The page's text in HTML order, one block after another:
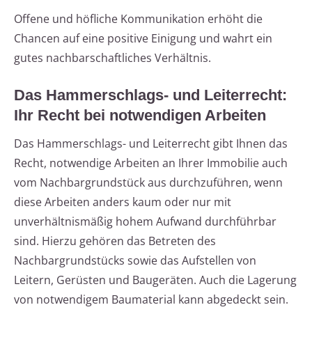
Offene und höfliche Kommunikation erhöht die
Chancen auf eine positive Einigung und wahrt ein
gutes nachbarschaftliches Verhältnis.
Das Hammerschlags- und Leiterrecht:
Ihr Recht bei notwendigen Arbeiten
Das Hammerschlags- und Leiterrecht gibt Ihnen das
Recht, notwendige Arbeiten an Ihrer Immobilie auch
vom Nachbargrundstück aus durchzuführen, wenn
diese Arbeiten anders kaum oder nur mit
unverhältnismäßig hohem Aufwand durchführbar
sind. Hierzu gehören das Betreten des
Nachbargrundstücks sowie das Aufstellen von
Leitern, Gerüsten und Baugeräten. Auch die Lagerung
von notwendigem Baumaterial kann abgedeckt sein.